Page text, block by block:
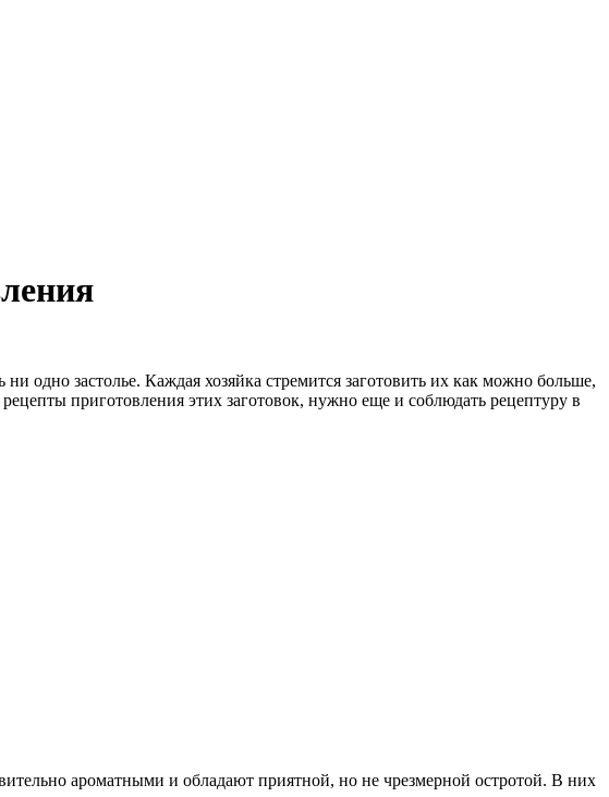
одно застолье. Каждая хозяйка стремится заготовить их как можно больше,
приготовления этих заготовок, нужно еще и соблюдать рецептуру в
ароматными и обладают приятной, но не чрезмерной остротой. В них